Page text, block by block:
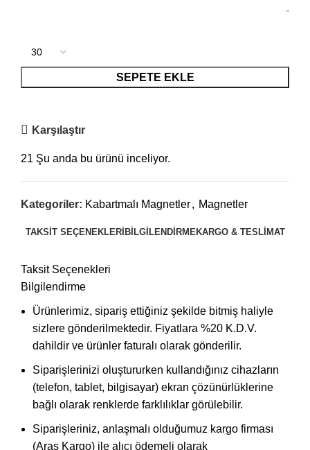
SEPETE EKLE
Karşılaştır
21 Şu anda bu ürünü inceliyor.
Kategoriler: Kabartmalı Magnetler, Magnetler
TAKSIT SEÇENEKLERI BILGILENDIRMEKARGO & TESLIMAT
Taksit Seçenekleri
Bilgilendirme
Ürünlerimiz, sipariş ettiğiniz şekilde bitmiş haliyle
sizlere gönderilmektedir. Fiyatlara %20 K.D.V.
dahildir ve ürünler faturalı olarak gönderilir.
Siparişlerinizi oluştururken kullandığınız cihazların
(telefon, tablet, bilgisayar) ekran çözünürlüklerine
bağlı olarak renklerde farklılıklar görülebilir.
Siparişleriniz, anlaşmalı olduğumuz kargo firması
(Aras Kargo) ile alıcı ödemeli olarak